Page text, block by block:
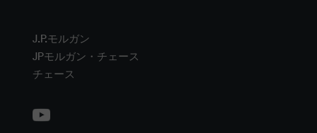
J.P.モルガン
JPモルガン・チェース
チェース